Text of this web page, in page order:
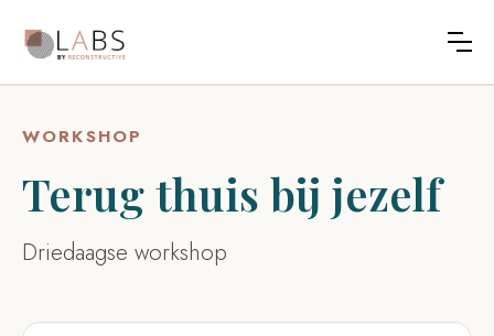
WORKSHOP
Terug thuis bij jezelf
Driedaagse workshop